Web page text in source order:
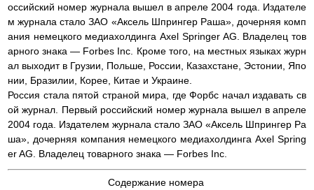
оссийский номер журнала вышел в апреле 2004 года. Издателе
м журнала стало ЗАО «Аксель Шпрингер Раша», дочерняя комп
ания немецкого медиахолдинга Axel Springer AG. Владелец тов
арного знака — Forbes Inc. Кроме того, на местных языках журн
ал выходит в Грузии, Польше, России, Казахстане, Эстонии, Япо
нии, Бразилии, Корее, Китае и Украине.
Россия стала пятой страной мира, где Форбс начал издавать св
ой журнал. Первый российский номер журнала вышел в апреле
2004 года. Издателем журнала стало ЗАО «Аксель Шпрингер Ра
ша», дочерняя компания немецкого медиахолдинга Axel Spring
er AG. Владелец товарного знака — Forbes Inc.
Содержание номера